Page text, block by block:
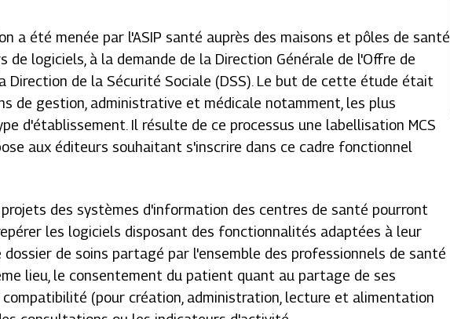
a été menée par l'ASIP santé auprès des maisons et pôles de santé
de logiciels, à la demande de la Direction Générale de l'Offre de
Direction de la Sécurité Sociale (DSS). Le but de cette étude était
de gestion, administrative et médicale notamment, les plus
d'établissement. Il résulte de ce processus une labellisation MCS
aux éditeurs souhaitant s'inscrire dans ce cadre fonctionnel
projets des systèmes d'information des centres de santé pourront
les logiciels disposant des fonctionnalités adaptées à leur
de soins partagé par l'ensemble des professionnels de santé
lieu, le consentement du patient quant au partage de ses
compatibilité (pour création, administration, lecture et alimentation